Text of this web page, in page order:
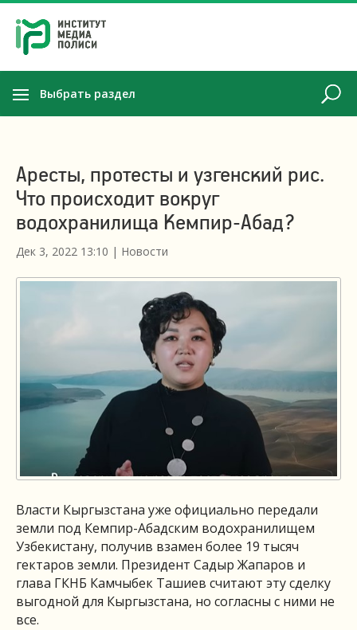
Выбрать раздел
Аресты, протесты и узгенский рис.
Что происходит вокруг
водохранилища Кемпир-Абад?
Дек 3, 2022 13:10 | Новости
Власти Кыргызстана уже официально передали
земли под Кемпир-Абадским водохранилищем
Узбекистану, получив взамен более 19 тысяч
гектаров земли. Президент Садыр Жапаров и
глава ГКНБ Камчыбек Ташиев считают эту сделку
выгодной для Кыргызстана, но согласны с ними не
все.